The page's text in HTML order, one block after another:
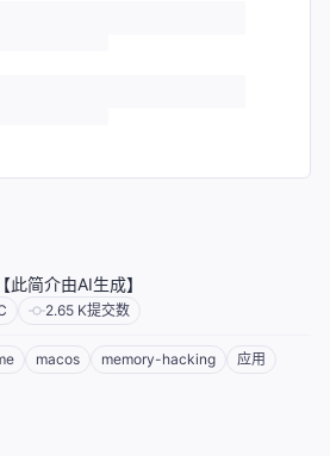
简介由AI生成】
2.65 K提交数
macos memory-hacking
应用